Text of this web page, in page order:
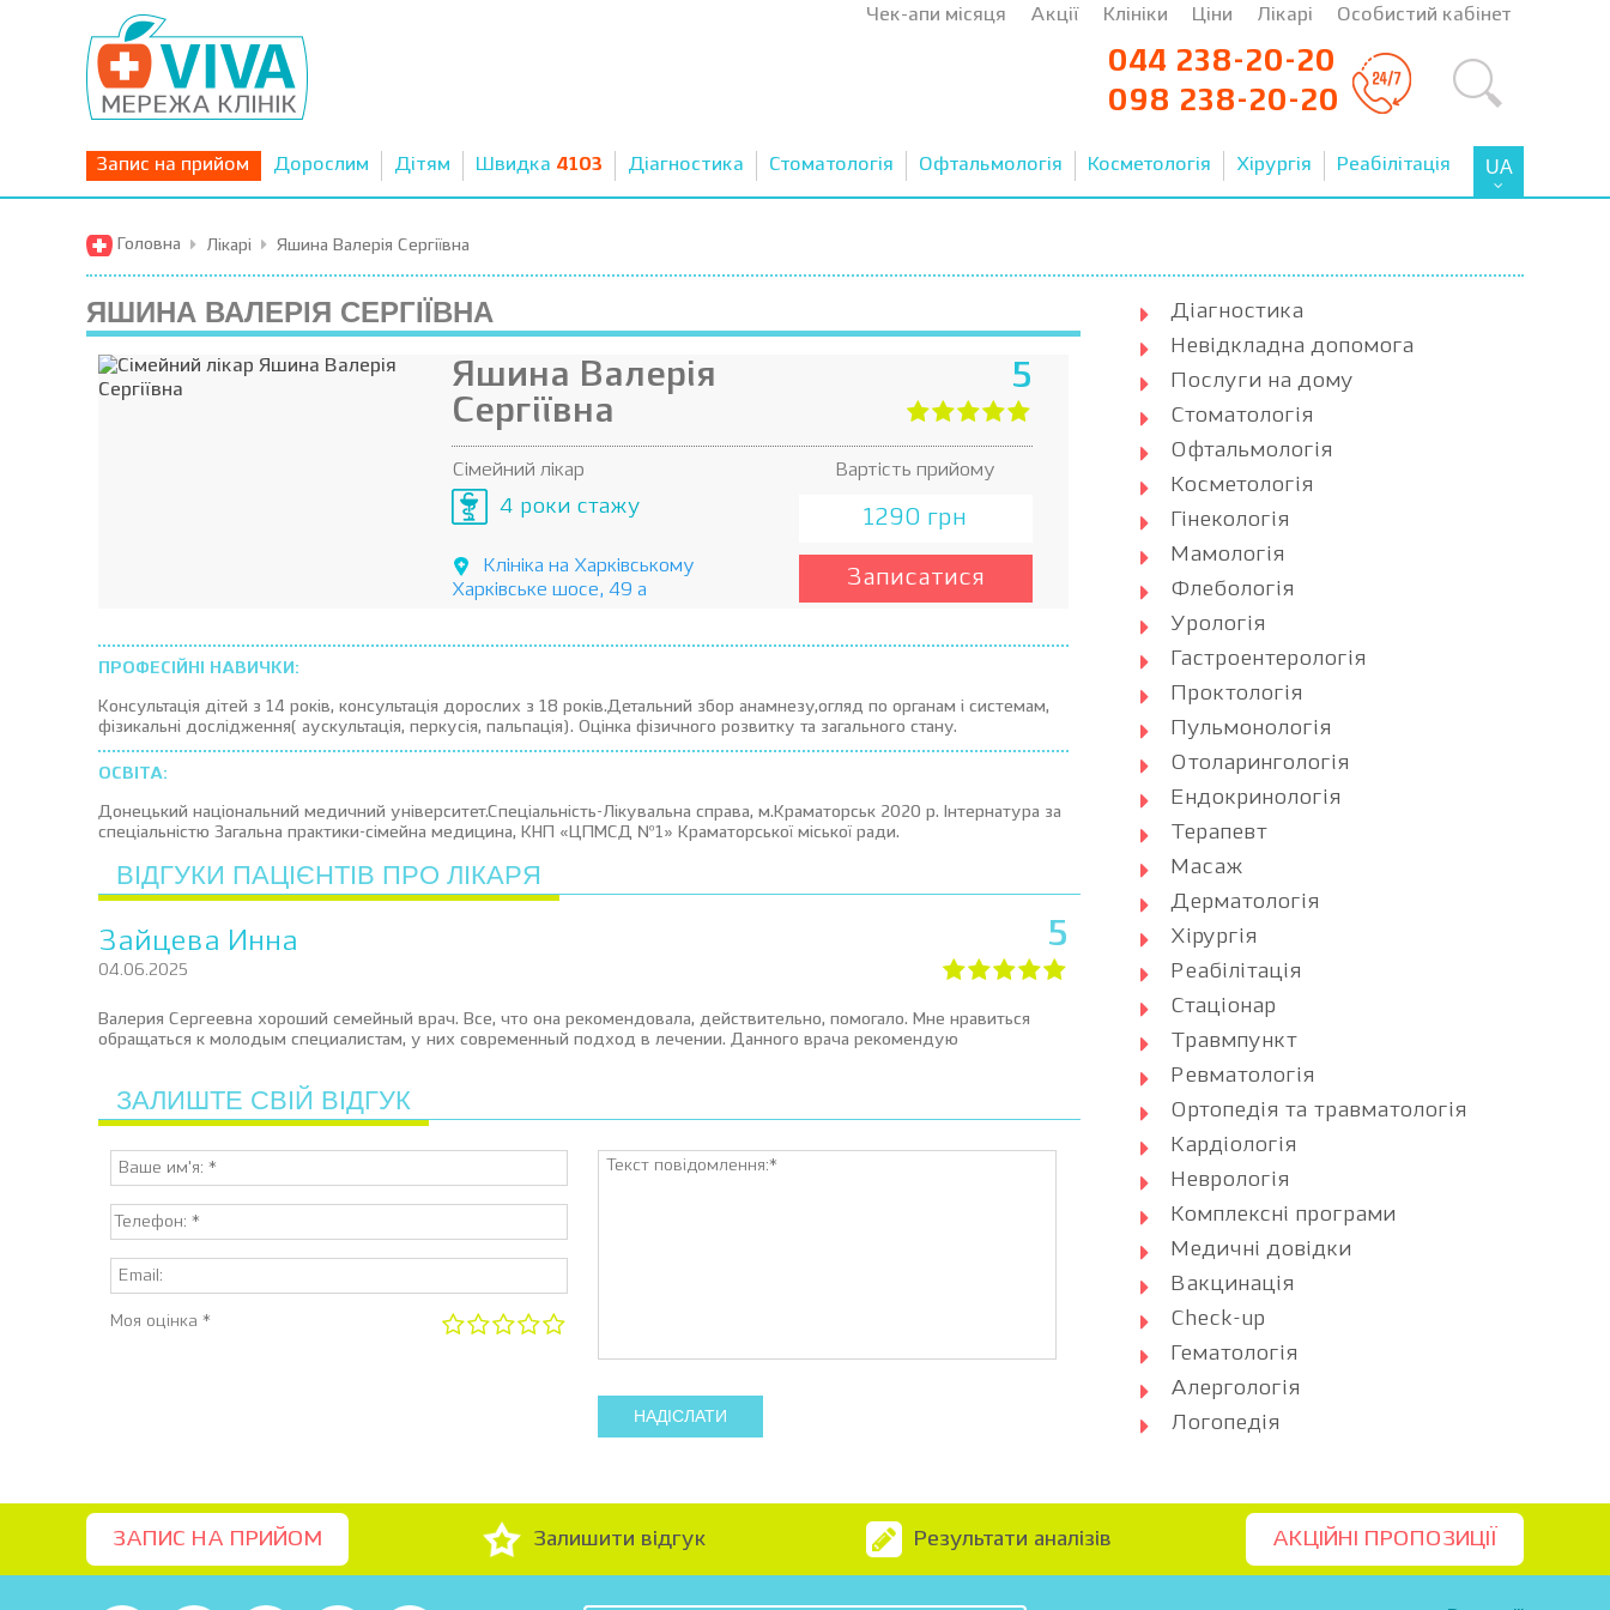
Чек-апи місяця Акції Клініки Ціни Лікарі Особистий кабінет
044 238-20-20
098 238-20-20
Запис на прийом Дорослим Дітям Швидка 4103 Діагностика Стоматологія Офтальмологія Косметологія Хірургія Реабілітація UA
Головна Лікарі Яшина Валерія Сергіївна
ЯШИНА ВАЛЕРІЯ СЕРГІЇВНА
Яшина Валерія
Сергіївна
5
Сімейний лікар
4 роки стажу
Вартість прийому
1290 грн
Клініка на Харківському
Харківське шосе, 49 а
Записатися
ПРОФЕСІЙНІ НАВИЧКИ:
Консультація дітей з 14 років, консультація дорослих з 18 років.Детальний збор анамнезу,огляд по органам і системам,
фізикальні дослідження( аускультація, перкусія, пальпація). Оцінка фізичного розвитку та загального стану.
ОСВІТА:
Донецький національний медичний університет.Спеціальність-Лікувальна справа, м.Краматорськ 2020 р. Інтернатура за
спеціальністю Загальна практики-сімейна медицина, КНП «ЦПМСД №1» Краматорської міської ради.
ВІДГУКИ ПАЦІЄНТІВ ПРО ЛІКАРЯ
Зайцева Инна
04.06.2025
5
Валерия Сергеевна хороший семейный врач. Все, что она рекомендовала, действительно, помогало. Мне нравиться
обращаться к молодым специалистам, у них современный подход в лечении. Данного врача рекомендую
ЗАЛИШТЕ СВІЙ ВІДГУК
Моя оцінка *
НАДІСЛАТИ
Діагностика
Невідкладна допомога
Послуги на дому
Стоматологія
Офтальмологія
Косметологія
Гінекологія
Мамологія
Флебологія
Урологія
Гастроентерологія
Проктологія
Пульмонологія
Отоларингологія
Ендокринологія
Терапевт
Масаж
Дерматологія
Хірургія
Реабілітація
Стаціонар
Травмпункт
Ревматологія
Ортопедія та травматологія
Кардіологія
Неврологія
Комплексні програми
Медичні довідки
Вакцинація
Check-up
Гематологія
Алергологія
Логопедія
ЗАПИС НА ПРИЙОМ Залишити відгук Результати аналізів АКЦІЙНІ ПРОПОЗИЦІЇ